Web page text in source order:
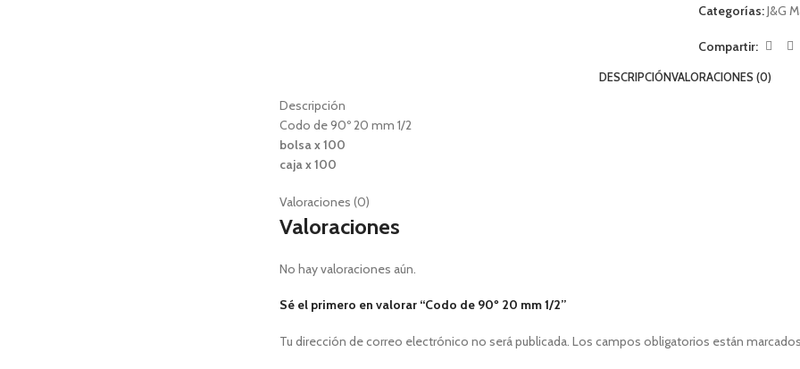
Categorías:J&G
Compartir:
DESCRIPCIÓNVALORACIONES (0)
Descripción
Codo de 90º 20 mm 1/2
bolsa x 100
caja x 100
Valoraciones (0)
Valoraciones
No hay valoraciones aún.
Sé el primero en valorar “Codo de 90º 20 mm 1/2”
Tu dirección de correo electrónico no será publicada. Los campos obligatorios están